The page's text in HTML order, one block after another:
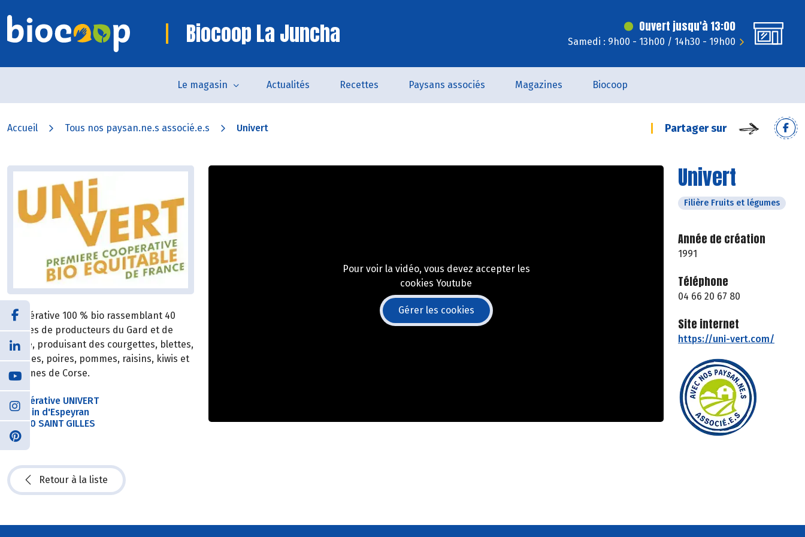
Biocoop La Juncha Ouvert jusqu'à 13:00
Samedi : 9h00 - 13h00 / 14h30 - 19h00
Le magasin Actualités Recettes Paysans associés Magazines Biocoop
Accueil Tous nos paysan.ne.s associé.e.s Univert Partager sur
Univert
Filière Fruits et légumes
Année de création
1991
Téléphone
04 66 20 67 80
Site internet
https://uni-vert.com/
Coopérative 100 % bio rassemblant 40
fermes de producteurs du Gard et de
Corse, produisant des courgettes, blettes,
salades, poires, pommes, raisins, kiwis et
agrumes de Corse.
Coopérative UNIVERT
Chemin d'Espeyran
30800 SAINT GILLES
Pour voir la vidéo, vous devez accepter les
cookies Youtube
Gérer les cookies
Retour à la liste